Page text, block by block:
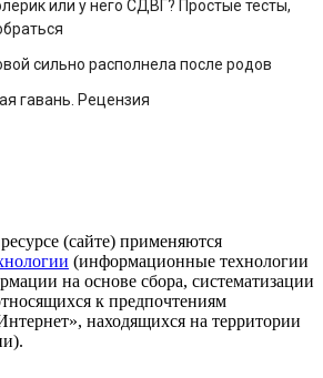
или у него СДВГ? Простые тесты,
сильно располнела после родов
гавань. Рецензия
(сайте) применяются
(информационные технологии
на основе сбора, систематизации
к предпочтениям
находящихся на территории